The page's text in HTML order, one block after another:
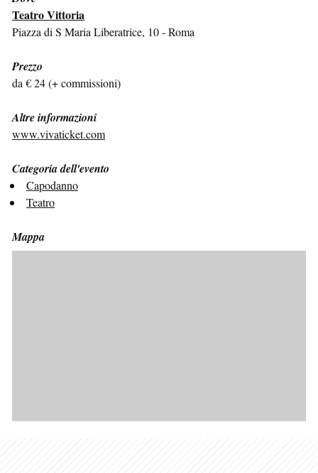
Teatro Vittoria
Piazza di S Maria Liberatrice, 10 - Roma
Prezzo
da € 24 (+ commissioni)
Altre informazioni
www.vivaticket.com
Categoria dell'evento
Capodanno
Teatro
Mappa